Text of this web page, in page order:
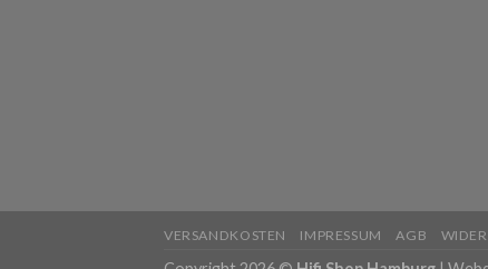
VERSANDKOSTEN IMPRESSUM AGB